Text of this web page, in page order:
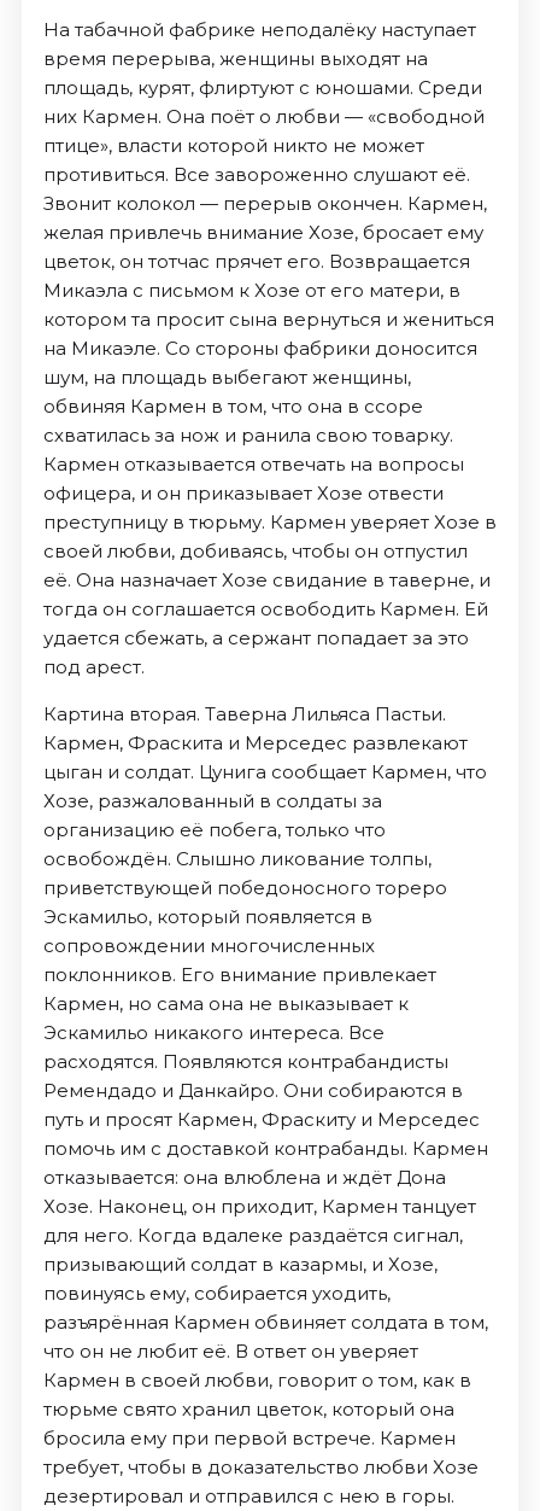
На табачной фабрике неподалёку наступает
время перерыва, женщины выходят на
площадь, курят, флиртуют с юношами. Среди
них Кармен. Она поёт о любви — «свободной
птице», власти которой никто не может
противиться. Все завороженно слушают её.
Звонит колокол — перерыв окончен. Кармен,
желая привлечь внимание Хозе, бросает ему
цветок, он тотчас прячет его. Возвращается
Микаэла с письмом к Хозе от его матери, в
котором та просит сына вернуться и жениться
на Микаэле. Со стороны фабрики доносится
шум, на площадь выбегают женщины,
обвиняя Кармен в том, что она в ссоре
схватилась за нож и ранила свою товарку.
Кармен отказывается отвечать на вопросы
офицера, и он приказывает Хозе отвести
преступницу в тюрьму. Кармен уверяет Хозе в
своей любви, добиваясь, чтобы он отпустил
её. Она назначает Хозе свидание в таверне, и
тогда он соглашается освободить Кармен. Ей
удается сбежать, а сержант попадает за это
под арест.
Картина вторая. Таверна Лильяса Пастьи.
Кармен, Фраскита и Мерседес развлекают
цыган и солдат. Цунига сообщает Кармен, что
Хозе, разжалованный в солдаты за
организацию её побега, только что
освобождён. Слышно ликование толпы,
приветствующей победоносного тореро
Эскамильо, который появляется в
сопровождении многочисленных
поклонников. Его внимание привлекает
Кармен, но сама она не выказывает к
Эскамильо никакого интереса. Все
расходятся. Появляются контрабандисты
Ремендадо и Данкайро. Они собираются в
путь и просят Кармен, Фраскиту и Мерседес
помочь им с доставкой контрабанды. Кармен
отказывается: она влюблена и ждёт Дона
Хозе. Наконец, он приходит, Кармен танцует
для него. Когда вдалеке раздаётся сигнал,
призывающий солдат в казармы, и Хозе,
повинуясь ему, собирается уходить,
разъярённая Кармен обвиняет солдата в том,
что он не любит её. В ответ он уверяет
Кармен в своей любви, говорит о том, как в
тюрьме свято хранил цветок, который она
бросила ему при первой встрече. Кармен
требует, чтобы в доказательство любви Хозе
дезертировал и отправился с нею в горы.